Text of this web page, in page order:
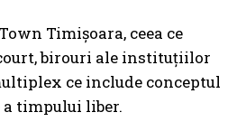
Timișoara, ceea ce
birouri ale instituțiilor
ce include conceptul
timpului liber.